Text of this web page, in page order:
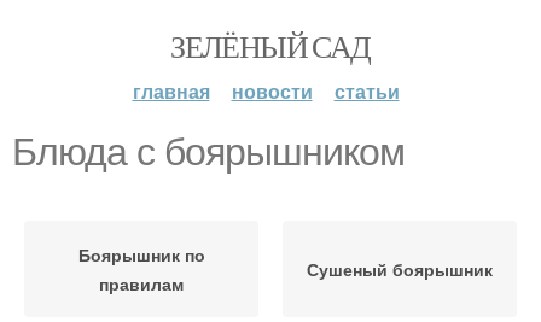
ЗЕЛЁНЫЙ САД
главная новости статьи
Блюда с боярышником
Боярышник по
правилам
Сушеный боярышник